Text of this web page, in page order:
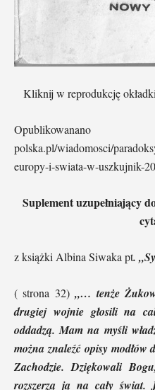
Kliknij w reprodukcję
polska.pl/wiadomosci/
europy-i-swiata-w-uszkujnik-
Suplement uzupełniający
z książki Albina Siwaka pt.
( strona 32) „… tenże
drugiej wojnie głosili na
oddadzą. Mam na myśli
można znaleźć opisy
Zachodzie. Dziękowali
rozszerzą ją na cały świat.